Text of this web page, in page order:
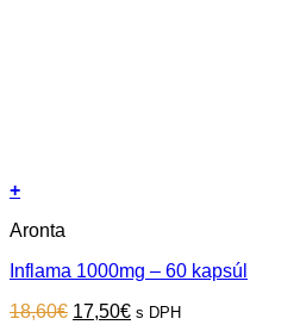
+
Aronta
Inflama 1000mg – 60 kapsúl
18,60€ Original
17,50€Current
s DPH